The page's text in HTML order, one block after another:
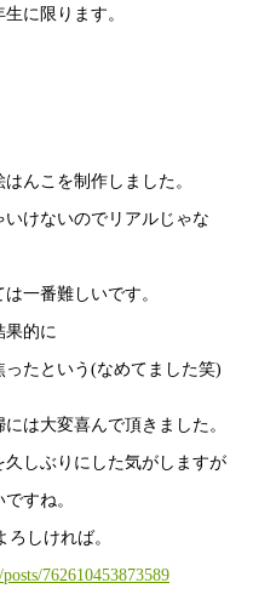
に限ります。
んこを制作しました。
けないのでリアルじゃな
一番難しいです。
果的に
たという(なめてました笑)
は大変喜んで頂きました。
しぶりにした気がしますが
すね。
しければ。
762610453873589